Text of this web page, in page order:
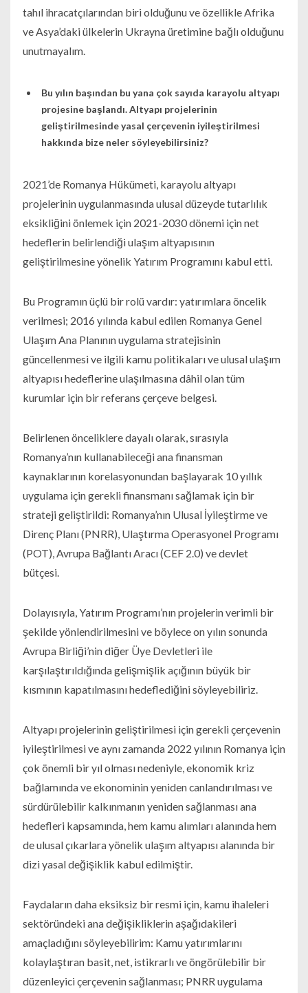
tahıl ihracatçılarından biri olduğunu ve özellikle Afrika
ve Asya’daki ülkelerin Ukrayna üretimine bağlı olduğunu
unutmayalım.
Bu yılın başından bu yana çok sayıda karayolu altyapı
projesine başlandı. Altyapı projelerinin
geliştirilmesinde yasal çerçevenin iyileştirilmesi
hakkında bize neler söyleyebilirsiniz?
2021’de Romanya Hükümeti, karayolu altyapı
projelerinin uygulanmasında ulusal düzeyde tutarlılık
eksikliğini önlemek için 2021-2030 dönemi için net
hedeflerin belirlendiği ulaşım altyapısının
geliştirilmesine yönelik Yatırım Programını kabul etti.
Bu Programın üçlü bir rolü vardır: yatırımlara öncelik
verilmesi; 2016 yılında kabul edilen Romanya Genel
Ulaşım Ana Planının uygulama stratejisinin
güncellenmesi ve ilgili kamu politikaları ve ulusal ulaşım
altyapısı hedeflerine ulaşılmasına dâhil olan tüm
kurumlar için bir referans çerçeve belgesi.
Belirlenen önceliklere dayalı olarak, sırasıyla
Romanya’nın kullanabileceği ana finansman
kaynaklarının korelasyonundan başlayarak 10 yıllık
uygulama için gerekli finansmanı sağlamak için bir
strateji geliştirildi: Romanya’nın Ulusal İyileştirme ve
Direnç Planı (PNRR), Ulaştırma Operasyonel Programı
(POT), Avrupa Bağlantı Aracı (CEF 2.0) ve devlet
bütçesi.
Dolayısıyla, Yatırım Programı’nın projelerin verimli bir
şekilde yönlendirilmesini ve böylece on yılın sonunda
Avrupa Birliği’nin diğer Üye Devletleri ile
karşılaştırıldığında gelişmişlik açığının büyük bir
kısmının kapatılmasını hedeflediğini söyleyebiliriz.
Altyapı projelerinin geliştirilmesi için gerekli çerçevenin
iyileştirilmesi ve aynı zamanda 2022 yılının Romanya için
çok önemli bir yıl olması nedeniyle, ekonomik kriz
bağlamında ve ekonominin yeniden canlandırılması ve
sürdürülebilir kalkınmanın yeniden sağlanması ana
hedefleri kapsamında, hem kamu alımları alanında hem
de ulusal çıkarlara yönelik ulaşım altyapısı alanında bir
dizi yasal değişiklik kabul edilmiştir.
Faydaların daha eksiksiz bir resmi için, kamu ihaleleri
sektöründeki ana değişikliklerin aşağıdakileri
amaçladığını söyleyebilirim: Kamu yatırımlarını
kolaylaştıran basit, net, istikrarlı ve öngörülebilir bir
düzenleyici çerçevenin sağlanması; PNRR uygulama